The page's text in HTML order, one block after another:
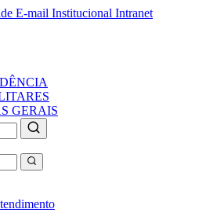
E-mail Institucional Intranet
GERAIS